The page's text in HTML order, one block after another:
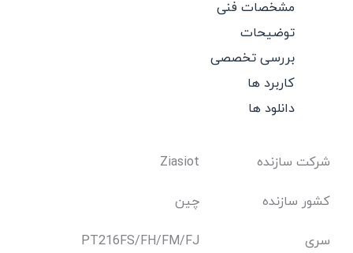
مشخصات فنی
توضیحات
بررسی تخصصی
کاربرد ها
دانلود ها
شرکت سازنده Ziasiot
کشور سازنده چین
سری PT216FS/FH/FM/FJ